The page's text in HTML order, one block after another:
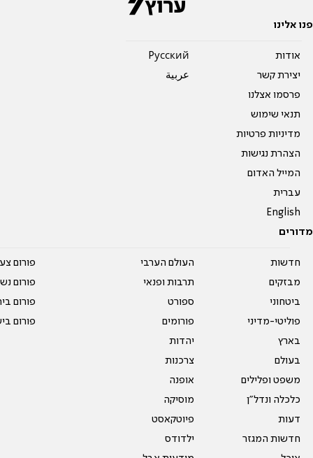
פנו אלינו
אודות
יצירת קשר
פרסמו אצלנו
תנאי שימוש
מדיניות פרטיות
הצהרת נגישות
המייל האדום
עברית
English
Pусский
عربية
מדורים
חדשות
מבזקים
ביטחוני
פוליטי-מדיני
בארץ
בעולם
משפט ופלילים
כלכלה ונדל"ן
דעות
חדשות המגזר
העולם הערבי
תרבות ופנאי
ספורט
פורומים
יהדות
צרכנות
אופנה
מוסיקה
פיוטקאסט
ילדודס
פורום
פורום
פורום
פורום